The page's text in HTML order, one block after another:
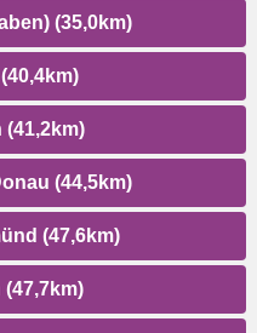
(35,0km)
(41,2km)
(44,5km)
(47,6km)
(47,7km)